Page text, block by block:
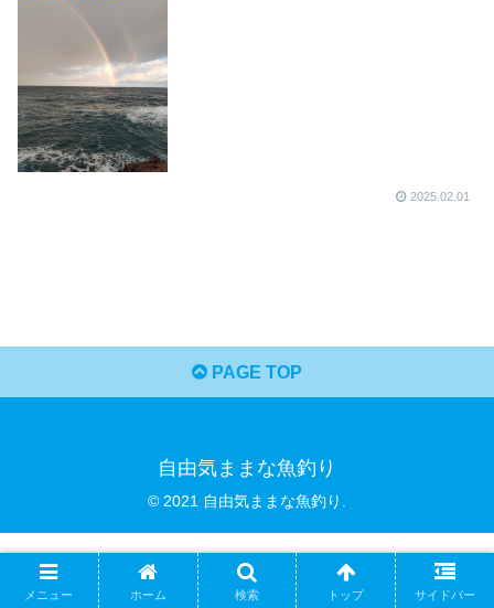
2025.02.01
PAGE TOP
自由気ままな魚釣り
© 2021 自由気ままな魚釣り.
メニュー ホーム 検索 トップ サイドバー